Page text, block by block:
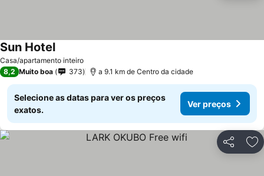
Casa/apartamento inteiro
Sun Hotel
8,2 Muito boa 373 a 9.1 km de Centro da cidade
Selecione as datas para ver os preços
exatos.
Ver preços
Partilhar